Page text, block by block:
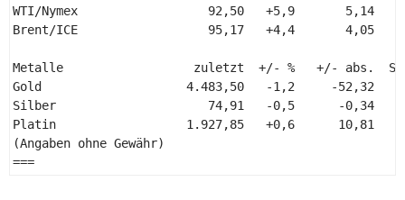
WTI/Nymex                  92,50   +5,9       5,14
Brent/ICE                  95,17   +4,4       4,05
Metalle                  zuletzt  +/- %   +/- abs.
Gold                    4.483,50   -1,2     -52,32
Silber                     74,91   -0,5      -0,34
Platin                  1.927,85   +0,6      10,81
(Angaben ohne Gewähr)
===